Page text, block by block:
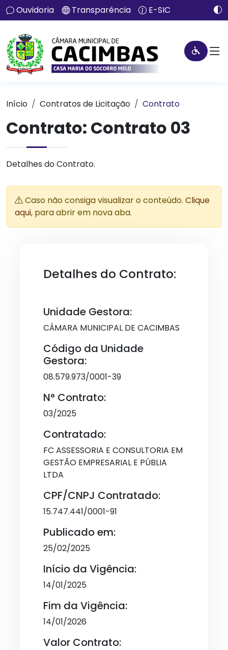
Ouvidoria Transparência E-SIC
Início Contratos de Licitação Contrato
Contrato: Contrato 03
Detalhes do Contrato.
Caso não consiga visualizar o conteúdo. Clique
aqui, para abrir em nova aba.
Detalhes do Contrato:
Unidade Gestora:
CÂMARA MUNICIPAL DE CACIMBAS
Código da Unidade
Gestora:
08.579.973/0001-39
N° Contrato:
03/2025
Contratado:
FC ASSESSORIA E CONSULTORIA EM
GESTÃO EMPRESARIAL E PÚBLIA
LTDA
CPF/CNPJ Contratado:
15.747.441/0001-91
Publicado em:
25/02/2025
Início da Vigência:
14/01/2025
Fim da Vigência:
14/01/2026
Valor Contrato: